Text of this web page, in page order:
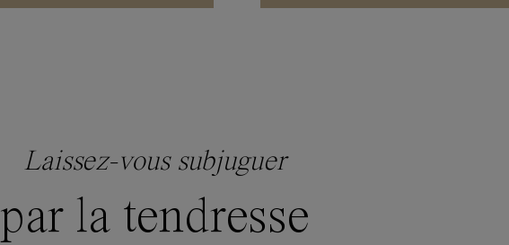
Laissez-vous subjuguer
par la tendresse